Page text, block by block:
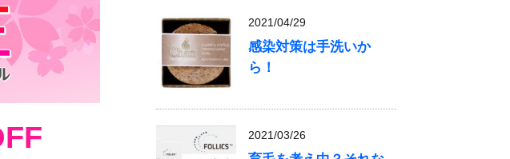
2021/04/29
感染対策は手洗いか
ら！
2021/03/26